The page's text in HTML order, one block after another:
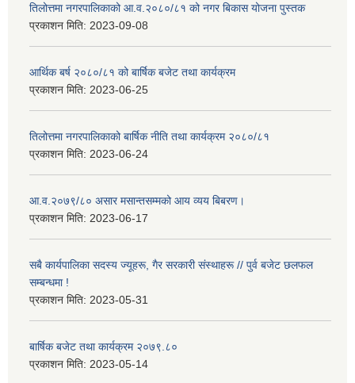
तिलोत्तमा नगरपालिकाको आ.व.२०८०/८१ को नगर बिकास योजना पुस्तक
प्रकाशन मिति: 2023-09-08
आर्थिक बर्ष २०८०/८१ को बार्षिक बजेट तथा कार्यक्रम
प्रकाशन मिति: 2023-06-25
तिलोत्तमा नगरपालिकाको बार्षिक नीति तथा कार्यक्रम २०८०/८१
प्रकाशन मिति: 2023-06-24
आ.व.२०७९/८० असार मसान्तसम्मको आय व्यय बिबरण।
प्रकाशन मिति: 2023-06-17
सबै कार्यपालिका सदस्य ज्यूहरू, गैर सरकारी संस्थाहरू // पुर्व बजेट छलफल
सम्बन्धमा !
प्रकाशन मिति: 2023-05-31
बार्षिक बजेट तथा कार्यक्रम २०७९.८०
प्रकाशन मिति: 2023-05-14